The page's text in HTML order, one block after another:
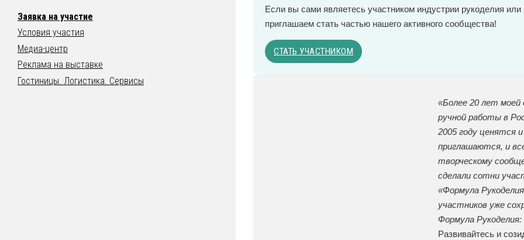
Заявка на участие
Условия участия
Медиа-центр
Реклама на выставке
Гостиницы. Логистика. Сервисы
Eсли вы сами являетесь участником индустрии рукоделия
приглашаем стать частью нашего активного сообщества!
СТАТЬ УЧАСТНИКОМ
«Более 20 лет моей
ручной работы в
2005 году ценятся
приглашаются, и
творческому
сделали сотни
«Формула
участников уже
Формула
Развивайтесь и